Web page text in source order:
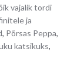
vajalik tordi
ja
, Põrsas Peppa,
katsikuks,